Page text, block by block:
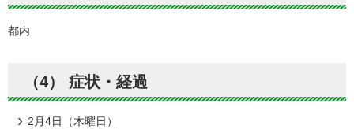
都内
（4） 症状・経過
2月4日（木曜日）